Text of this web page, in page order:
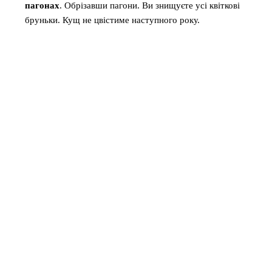
пагонах. Обрізавши пагони. Ви знищуєте усі квіткові
бруньки. Кущ не цвістиме наступного року.